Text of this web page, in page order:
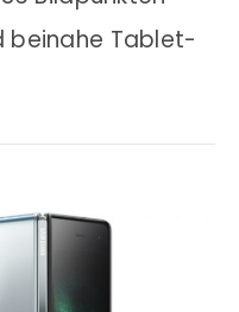
beinahe Tablet-